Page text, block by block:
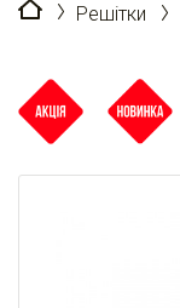
Головна
Решітки